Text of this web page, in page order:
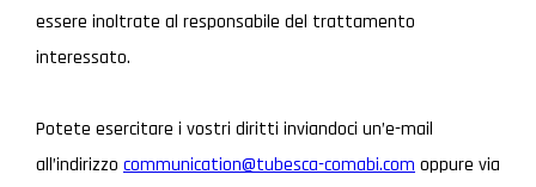
essere inoltrate al responsabile del trattamento
interessato.
Potete esercitare i vostri diritti inviandoci un’e-mail
all’indirizzo communication@tubesca-comabi.com oppure via